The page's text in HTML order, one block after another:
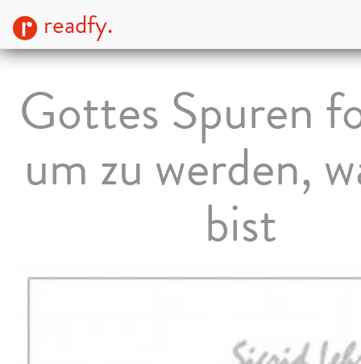
readfy.
Gottes Spuren
um zu werden,
bist